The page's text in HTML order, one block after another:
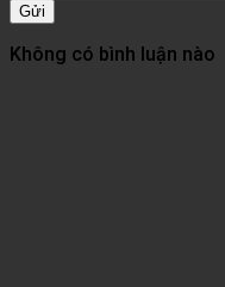
Gửi
Không có bình luận nào